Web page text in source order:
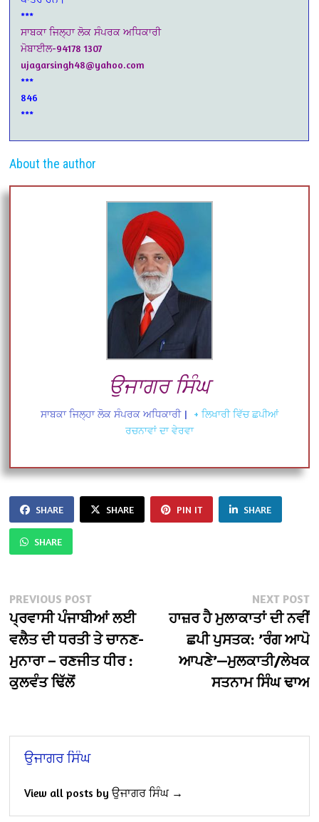
***
ਸਾਬਕਾ ਜਿਲ੍ਹਾ ਲੋਕ ਸੰਪਰਕ ਅਧਿਕਾਰੀ
ਮੋਬਾਈਲ-94178 1307
ujagarsingh48@yahoo.com
***
846
***
About the author
ਉਜਾਗਰ ਸਿੰਘ
ਸਾਬਕਾ ਜਿਲ੍ਹਾ ਲੋਕ ਸੰਪਰਕ ਅਧਿਕਾਰੀ |
+ ਲਿਖਾਰੀ ਵਿੱਚ ਛਪੀਆਂ
ਰਚਨਾਵਾਂ ਦਾ ਵੇਰਵਾ
SHARE SHARE PIN IT SHARE
SHARE
Post
navigation
PREVIOUS POSTPrevious
post:
ਪ੍ਰਵਾਸੀ ਪੰਜਾਬੀਆਂ ਲਈ
ਵਲੈਤ ਦੀ ਧਰਤੀ ਤੇ ਚਾਨਣ-
ਮੁਨਾਰਾ – ਰਣਜੀਤ ਧੀਰ :
ਕੁਲਵੰਤ ਢਿੱਲੋਂ
NEXT POST
ਹਾਜ਼ਰ ਹੈ ਮੁਲਾਕਾਤਾਂ ਦੀ ਨਵੀਂ
ਛਪੀ ਪੁਸਤਕ: ’ਰੰਗ ਆਪੋ
ਆਪਣੇ’—ਮੁਲਕਾਤੀ/ਲੇਖਕ
ਸਤਨਾਮ ਸਿੰਘ ਢਾਅ
ਉਜਾਗਰ ਸਿੰਘ
View all posts by ਉਜਾਗਰ ਸਿੰਘ →